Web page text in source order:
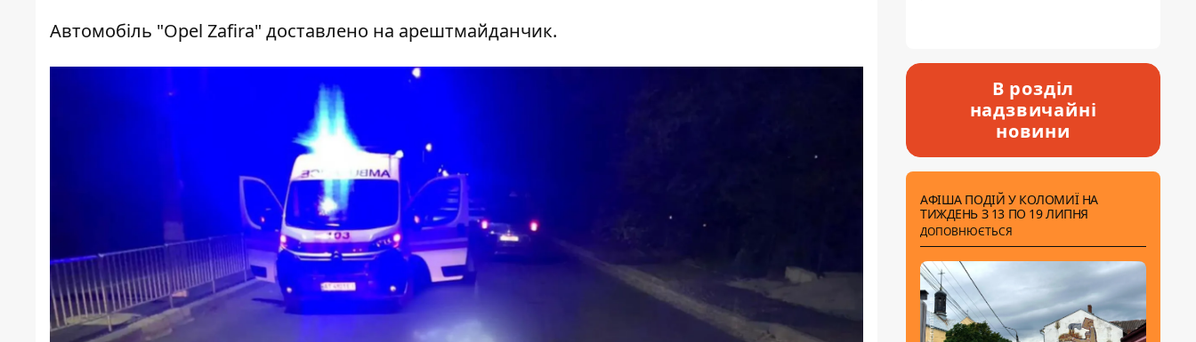
Автомобіль "Opel Zafira" доставлено на арештмайданчик.
В розділ
надзвичайні
новини
АФІША ПОДІЙ У КОЛОМИЇ НА
ТИЖДЕНЬ З 13 ПО 19 ЛИПНЯ
ДОПОВНЮЄТЬСЯ